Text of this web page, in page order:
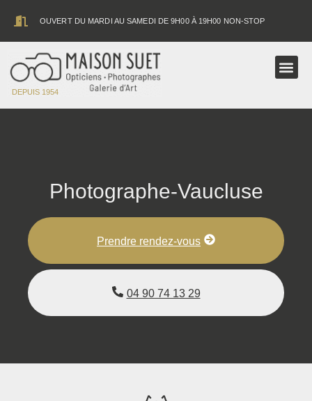
principalOUVERT DU MARDI AU SAMEDI DE 9H00 À 19H00 NON-STOP
DEPUIS 1954
Photographe-Vaucluse
Prendre rendez-vous
04 90 74 13 29